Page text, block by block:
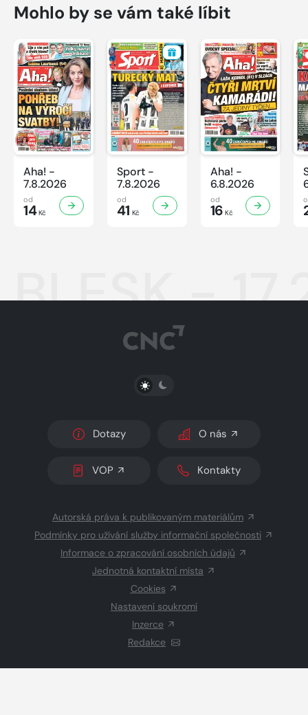
Mohlo by se vám také líbit
Aha! -
7.8.2026
od
14Kč
Sport -
7.8.2026
od
41 Kč
Aha! -
6.8.2026
od
16 Kč
BLESK -
PŘEPNOUT SVĚTLÝ/TMAVÝ REŽIM
Dotazy O nás
VOP Kontakty
Autorská práva k publikovaným materiálům
Podmínky pro užívání služby informační společnosti
Informace o zpracování osobních údajů
Jednotná kontaktní místa
Cookies
Nastavení soukromí
Inzerce
Redakce